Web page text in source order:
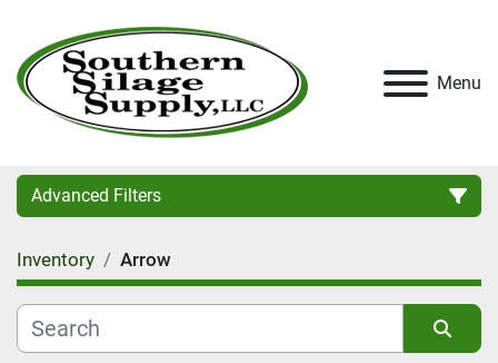
Menu
Advanced Filters
Category
Condition
Inventory Arrow